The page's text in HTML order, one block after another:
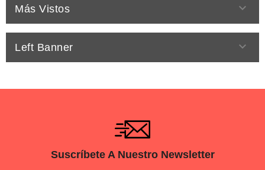
Más Vistos 
Left Banner 
Suscríbete A Nuestro Newsletter